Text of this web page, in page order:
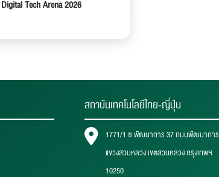
Tech Arena 2026
สถาบันเทคโนโลยีไทย-ญี่ปุ่น
1771/1 ซ.พัฒนาการ 37 ถนนพัฒนาการ
แขวงสวนหลวง เขตสวนหลวง กรุงเทพฯ
10250